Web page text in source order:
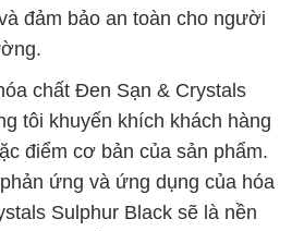
đảm bảo an toàn cho người
chất Ðen Sạn & Crystals
tôi khuyến khích khách hàng
điểm cơ bản của sản phẩm.
ứng và ứng dụng của hóa
Sulphur Black sẽ là nền